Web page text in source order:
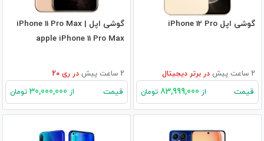
گوشی اپل iPhone 12 Pro
2 ساعت پیش در برتر دیجیتال
قیمت از تومان
گوشی اپل iPhone 11 Pro Max |
apple iPhone 11 Pro Max
2 ساعت پیش در ری 20
قیمت از تومان